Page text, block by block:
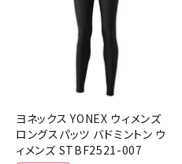
SALE品はこちら
INFORMATIOM
ご利用ガイド
お問い合わせ
メルマガ登録
ヨネックス YONEX ウィメンズ
ロングスパッツ バドミントン ウ
ィメンズ STBF2521-007